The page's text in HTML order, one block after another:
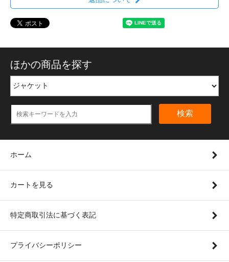
ほかの商品を探す
検索
ホーム
カートを見る
特定商取引法に基づく表記
プライバシーポリシー